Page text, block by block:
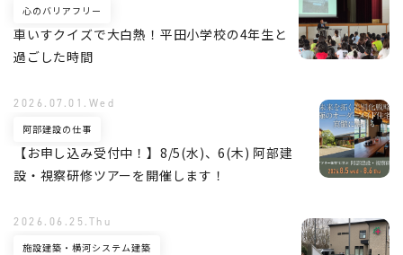
車いすクイズで大白熱！平田小学校の4年生と
過ごした時間
心のバリアフリー
【お申し込み受付中！】8/5(水)、6(木) 阿部建
設・視察研修ツアーを開催します！
阿部建設の仕事
2026.07.01.Wed
施設建築・横河システム建築
2026.06.25.Thu